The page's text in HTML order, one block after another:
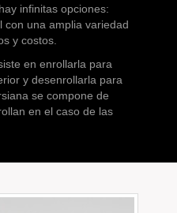
infinitas opciones:
con una amplia variedad
y costos.
en enrollarla para
y desenrollarla para
se compone de
en el caso de las